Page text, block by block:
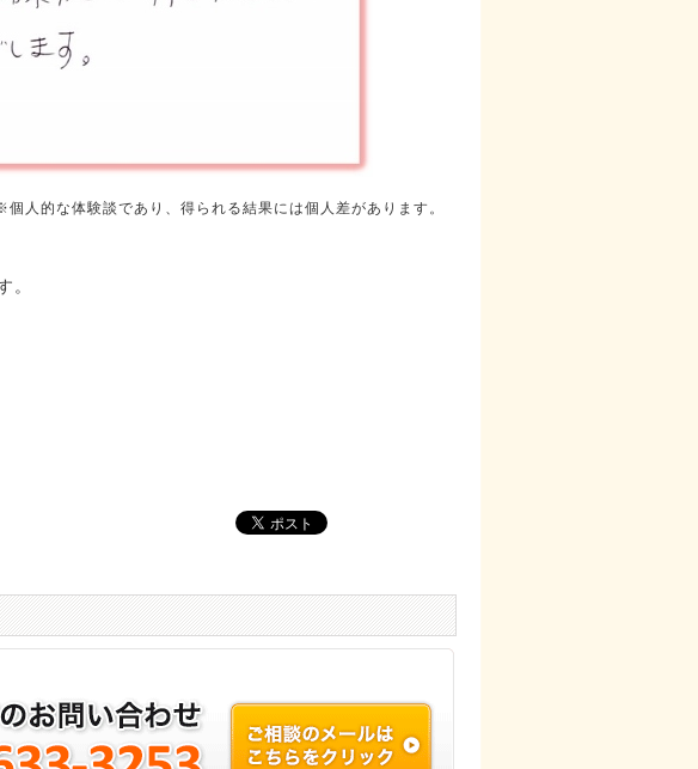
個人的な体験談であり、得られる結果には個人差があります。
。